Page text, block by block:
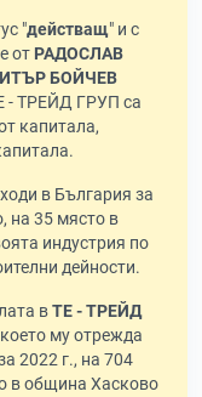
"действащ" и с
от РАДОСЛАВ
БОЙЧЕВ
- ТРЕЙД ГРУП са
капитала,
в България за
на 35 място в
индустрия по
дейности.
вТЕ - ТРЕЙД
му отрежда
2022 г., на 704
в община Хасково